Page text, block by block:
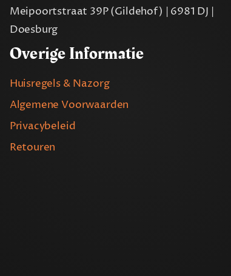
Meipoortstraat 39P (Gildehof) | 6981 DJ |
Doesburg
Overige Informatie
Huisregels & Nazorg
Algemene Voorwaarden
Privacybeleid
Retouren